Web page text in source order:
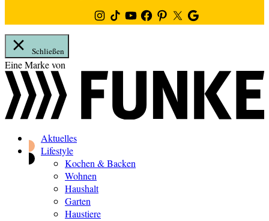
Instagram
TikTokYoutubeFacebook
PinterestTwitterGoogle
News
Schließen
Zum
Inhalt
springen
Eine Marke von
Aktuelles
Lifestyle
Kochen & Backen
Wohnen
Haushalt
Garten
Haustiere